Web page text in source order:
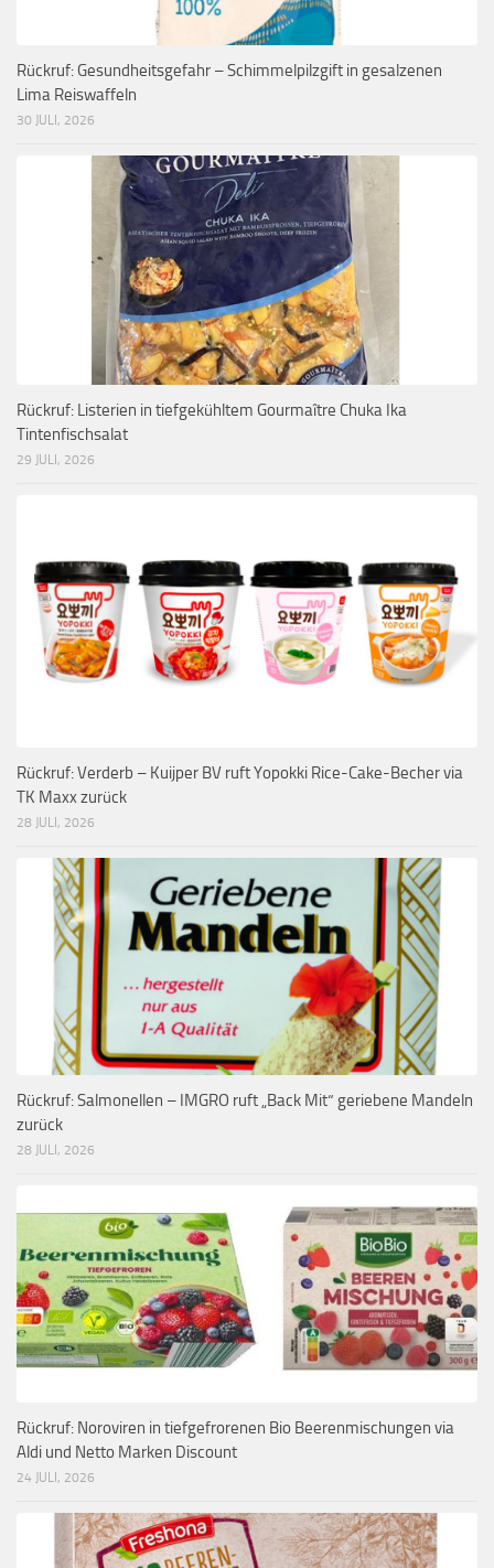
Rückruf: Gesundheitsgefahr – Schimmelpilzgift in gesalzenen
Lima Reiswaffeln
30 JULI, 2026
Rückruf: Listerien in tiefgekühltem Gourmaître Chuka Ika
Tintenfischsalat
29 JULI, 2026
Rückruf: Verderb – Kuijper BV ruft Yopokki Rice-Cake-Becher via
TK Maxx zurück
28 JULI, 2026
Rückruf: Salmonellen – IMGRO ruft „Back Mit“ geriebene Mandeln
zurück
28 JULI, 2026
Rückruf: Noroviren in tiefgefrorenen Bio Beerenmischungen via
Aldi und Netto Marken Discount
24 JULI, 2026